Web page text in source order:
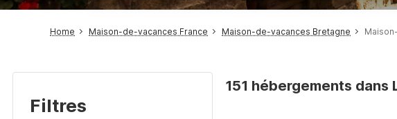
Home Maison-de-vacances France Maison-de-vacances Bretagne
Filtres
151 hébergements dans